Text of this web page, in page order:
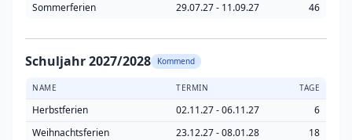
Sommerferien 29.07.27 - 11.09.27 46
Schuljahr 2027/2028 Kommend
NAME TERMIN TAGE
Herbstferien 02.11.27 - 06.11.27
6
Weihnachtsferien
23.12.27 - 08.01.28
18